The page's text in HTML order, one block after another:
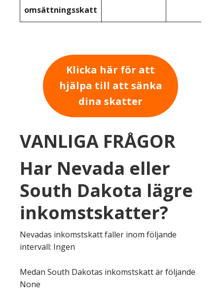
omsättningsskatt
Klicka här för att
hjälpa till att sänka
dina skatter
VANLIGA FRÅGOR
Har Nevada eller
South Dakota lägre
inkomstskatter?
Nevadas inkomstskatt faller inom följande
intervall: Ingen
Medan South Dakotas inkomstskatt är följande
None